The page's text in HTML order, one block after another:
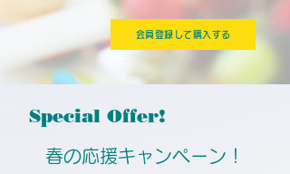
会員登録して購入する
Special Offer!
​春の応援キャンペーン！​​